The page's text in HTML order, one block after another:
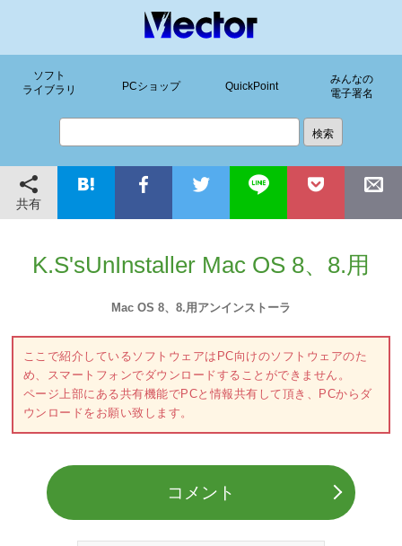
ソフト
ライブラリ
PCショップ QuickPoint
みんなの
電子署名
共有
K.S'sUnInstaller Mac OS 8、8.用
Mac OS 8、8.用アンインストーラ
ここで紹介しているソフトウェアはPC向けのソフトウェアのた
め、スマートフォンでダウンロードすることができません。
ページ上部にある共有機能でPCと情報共有して頂き、PCからダ
ウンロードをお願い致します。
コメント